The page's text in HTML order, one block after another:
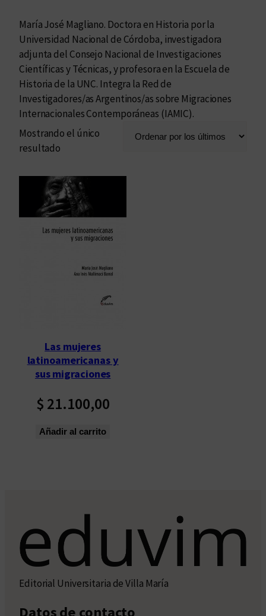
María José Magliano. Doctora en Historia por la
Universidad Nacional de Córdoba, investigadora
adjunta del Consejo Nacional de Investigaciones
Científicas y Técnicas, y profesora en la Escuela de
Historia de la UNC. Integra la Red de
Investigadores/as Argentinos/as sobre Migraciones
Internacionales Contemporáneas (IAMIC).
Mostrando el único
resultado
Las mujeres
latinoamericanas y
sus migraciones
$ 21.100,00
Añadir al carrito
Editorial Universitaria de Villa María
Datos de contacto